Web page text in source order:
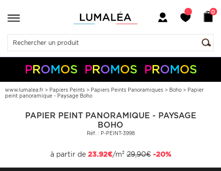
0
PROMOS PROMOS PROMOS
-5% + 50€ S05050
-10% + 150€ S10150
PayPal
www.lumalea.fr > Papiers Peints > Papiers Peints Panoramiques > Boho > Papier
peint panoramique - Paysage Boho
PAPIER PEINT PANORAMIQUE - PAYSAGE
BOHO
Réf. : P-PEINT-3998
à partir de 23.92€/m²29,90€ -20%